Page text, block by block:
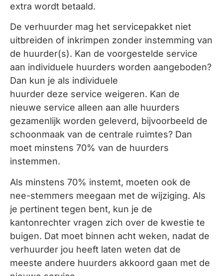
extra wordt betaald.
De verhuurder mag het servicepakket niet
uitbreiden of inkrimpen zonder instemming van
de huurder(s). Kan de voorgestelde service
aan individuele huurders worden aangeboden?
Dan kun je als individuele
huurder deze service weigeren. Kan de
nieuwe service alleen aan alle huurders
gezamenlijk worden geleverd, bijvoorbeeld de
schoonmaak van de centrale ruimtes? Dan
moet minstens 70% van de huurders
instemmen.
Als minstens 70% instemt, moeten ook de
nee-stemmers meegaan met de wijziging. Als
je pertinent tegen bent, kun je de
kantonrechter vragen zich over de kwestie te
buigen. Dat moet binnen acht weken, nadat de
verhuurder jou heeft laten weten dat de
meeste andere huurders akkoord gaan met de